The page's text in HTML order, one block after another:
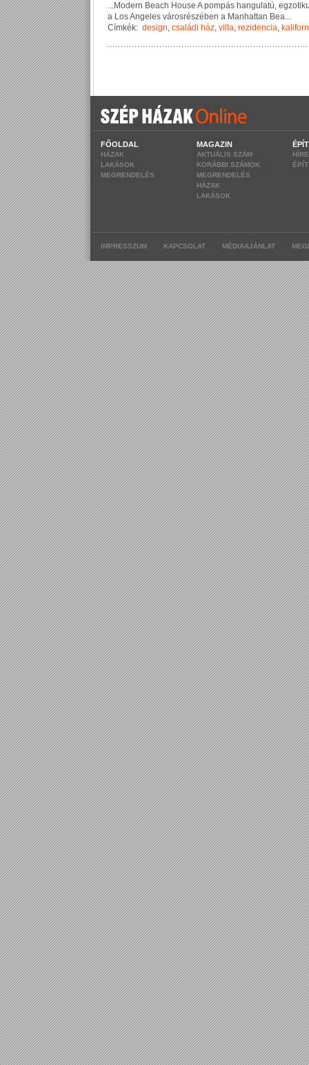
...Modern Beach House A pompás hangu atú, egzoti k
a LosAnge es városrészében a Man hattan Bea...
Címkék: design, családi ház, villa, rezidencia,
FŐOLDAL
HÁZAK
LAKÁSOK
MEGRENDELÉS
MAGAZIN
AKTUÁLIS SZÁM
KORÁBBI SZÁMOK
MEGRENDELÉS
HÁZAK
LAKÁSOK
IMPRESSZUM KAPCSOLAT MÉDIAAJÁNLAT